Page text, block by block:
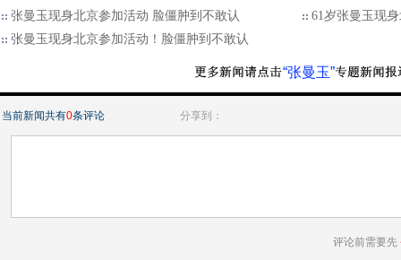
张曼玉现身北京参加活动 脸僵肿到不敢认
61岁张曼玉现
张曼玉现身北京参加活动！脸僵肿到不敢认
“张曼玉”
当前新闻共有0条评论 分享到：
评论前需要先